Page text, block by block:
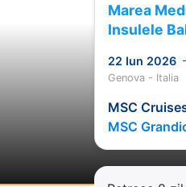
Marea
Insulele
22 Iun 2026
Genova - Italia
MSC
MSC